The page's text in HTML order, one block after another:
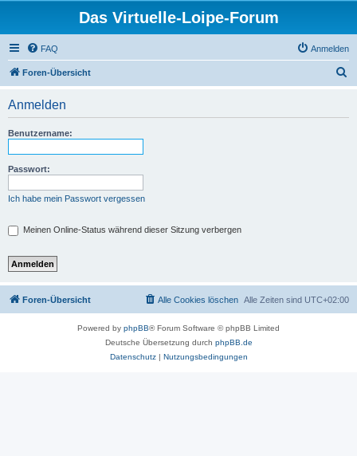
Das Virtuelle-Loipe-Forum
FAQ Anmelden
Foren-Übersicht
Anmelden
Benutzername:
Passwort:
Ich habe mein Passwort vergessen
Meinen Online-Status während dieser Sitzung verbergen
Foren-Übersicht Alle Zeiten sind UTC+02:00
Alle Cookies löschen
Powered by phpBB® Forum Software © phpBB Limited
Deutsche Übersetzung durch phpBB.de
Datenschutz| Nutzungsbedingungen